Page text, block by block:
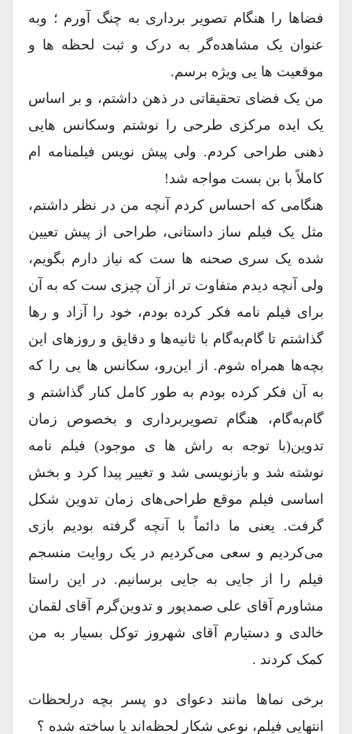
فضاها را هنگام تصویر برداری به چنگ آورم ؛ وبه
عنوان یک مشاهده‌گر به درک و ثبت لحظه ها و
موقعیت ها یی ویژه برسم.
من یک فضای تحقیقاتی در ذهن داشتم، و بر اساس
یک ایده مرکزی طرحی را نوشتم وسکانس هایی
ذهنی طراحی کردم. ولی پیش نویس فیلمنامه ام
کاملاً با بن بست مواجه شد!
هنگامی که احساس کردم آنچه من در نظر داشتم،
مثل یک فیلم ساز داستانی، طراحی از پیش تعیین
شده یک سری صحنه ها ست‌ که نیاز دارم بگویم،
ولی آنچه دیدم متفاوت تر از آن چیزی‌ ست که به آن
برای فیلم نامه فکر کرده بودم، خود را آزاد و رها
گذاشتم تا گام‌به‌گام با ثانیه‌ها و دقایق و روز‌های این
بچه‌ها همراه شوم. از این‌رو، سکانس ها یی را که
به آن فکر کرده بودم به طور کامل کنار گذاشتم و
گام‌به‌گام، هنگام تصویربرداری و بخصوص زمان
تدوین(با توجه به راش ها ی موجود) فیلم نامه
نوشته شد و بازنویسی شد و تغییر پیدا کرد و بخش
اساسی فیلم موقع طراحی‌های زمان تدوین شکل
گرفت. یعنی ما دائماً با آنچه گرفته بودیم بازی
می‌کردیم و سعی می‌کردیم در یک روایت منسجم
فیلم را از جایی به جایی برسانیم. در این راستا
مشاورم آقای علی صمدپور و تدوین‌گرم آقای لقمان
خالدی و دستیارم آقای شهروز توکل بسیار به من
کمک کردند .
برخی نماها مانند دعوای دو پسر بچه درلحظات
انتهایی فیلم، نوعی شکار لحظه‌اند یا ساخته شده ؟